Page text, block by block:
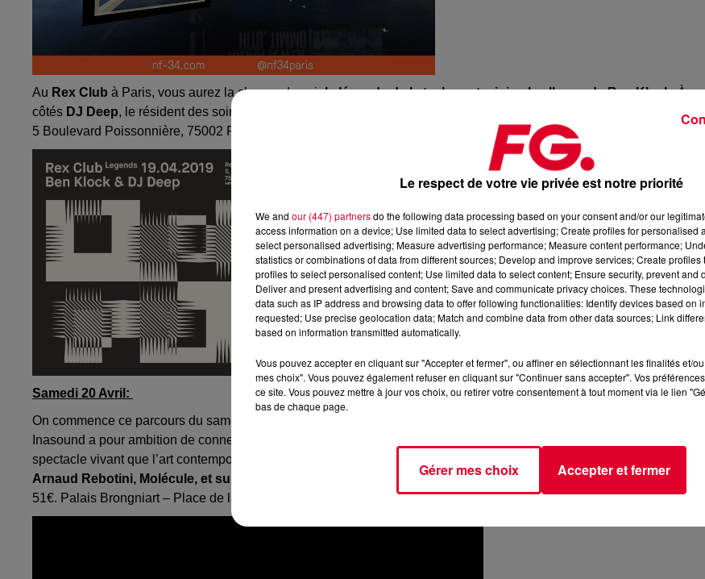
Au Rex Club à Paris, vous aurez la chance de voirla légende de la techno et minimale allemande Ben Klock.À
côtés DJ Deep, le résident des soirées Wake Up et Legends.
5 Boulevard Poissonnière, 75002 Paris.
Samedi 20 Avril:
On commence ce parcours du samedi soir avec
Inasound a pour ambition de connecter tous les tuyaux de la scène électro qui touche aussi bien l’audio, la vidéo, le
spectacle vivant que l’art contemporain, le gaming ou la mode! Au programme pour le versant nocturne et musicale :
Arnaud Rebotini, Molécule, et surtout The Supermen Lovers
qui se produira ce dimanche. Pass Week-end : de 41
51€. Palais Brongniart – Place de la Bourse, 75002 Paris.
Le respect de votre vie privée est notre priorité
We and our (447) partnersdo the following data processing based on your consent and/or our
access information on a device; Use limited data to select advertising; Create profiles for personalised
select personalised advertising; Measure advertising performance; Measure content performance;
statistics or combinations of data from different sources; Develop and improve services; Create
profiles to select personalised content; Use limited data to select content; Ensure security, prevent and
Deliver and present advertising and content; Save and communicate privacy choices. These
data such as IP address and browsing data to offer following functionalities: Identify devices based on
requested; Use precise geolocation data; Match and combine data from other data sources; Link
based on information transmitted automatically.
Vous pouvez accepter en cliquant sur "Accepter et fermer", ou affiner en sélectionnant les finalités et/
mes choix". Vous pouvez également refuser en cliquant sur "Continuer sans accepter". Vos
ce site. Vous pouvez mettre à jour vos choix, ou retirer votre consentement à tout moment via le lien
bas de chaque page.
Gérer mes choix Accepter et fermer